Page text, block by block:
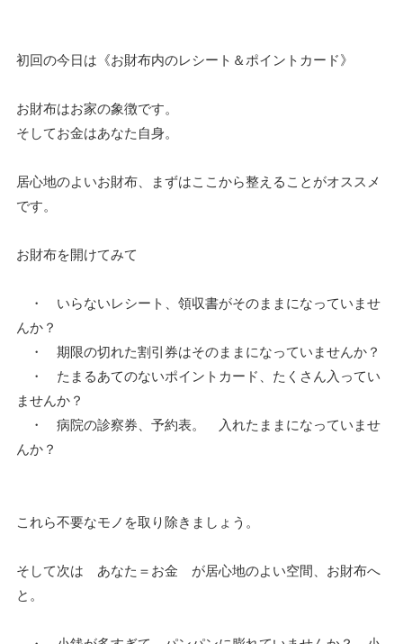
初回の今日は《お財布内のレシート＆ポイントカード》
お財布はお家の象徴です。
そしてお金はあなた自身。
居心地のよいお財布、まずはここから整えることがオススメ
です。
お財布を開けてみて
・ いらないレシート、領収書がそのままになっていませ
んか？
・ 期限の切れた割引券はそのままになっていませんか？
・ たまるあてのないポイントカード、たくさん入ってい
ませんか？
・ 病院の診察券、予約表。 入れたままになっていませ
んか？
これら不要なモノを取り除きましょう。
そして次は あなた＝お金 が居心地のよい空間、お財布へ
と。